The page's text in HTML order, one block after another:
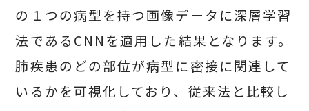
の１つの病型を持つ画像データに深層学習
法であるCNNを適用した結果となります。
肺疾患のどの部位が病型に密接に関連して
いるかを可視化しており、従来法と比較し